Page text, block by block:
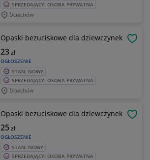
SPRZEDAJĄCY: OSOBA PRYWATNA
Uciechów
Opaski bezuciskowe dla dziewczynek
OGŁOSZENIE
23zł
STAN: NOWY
SPRZEDAJĄCY: OSOBA PRYWATNA
Uciechów
Opaski bezuciskowe dla dziewczynek
OGŁOSZENIE
25zł
STAN: NOWY
SPRZEDAJĄCY: OSOBA PRYWATNA